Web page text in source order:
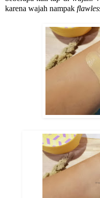
karena wajah nampak